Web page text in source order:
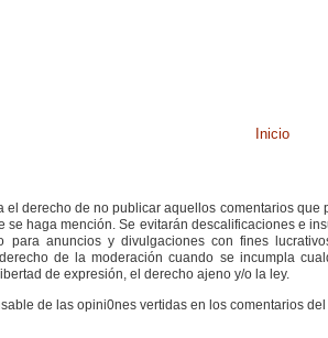
Inicio
el derecho de no publicar aquellos comentarios
se haga mención. Se evitarán descalificaciones e
para anuncios y divulgaciones con fines
de la moderación cuando se incumpla
de expresión, el derecho ajeno y/o la ley.
de las opini0nes vertidas en los comentarios